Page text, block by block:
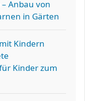
Anbau von
in Gärten
Kindern
Kinder zum